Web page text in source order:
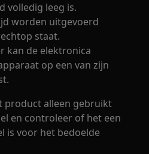
volledig leeg is.
worden uitgevoerd
staat.
kan de elektronica
op een van zijn
product alleen gebruikt
en controleer of het een
is voor het bedoelde